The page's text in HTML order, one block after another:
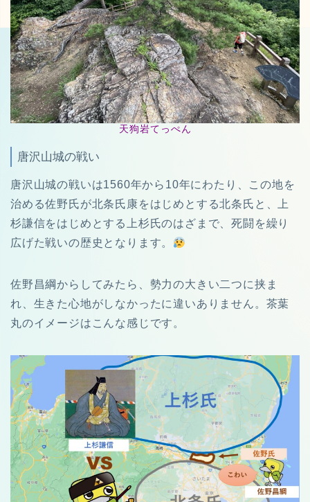
天狗岩てっぺん
唐沢山城の戦い
唐沢山城の戦いは1560年から10年にわたり、この地を
治める佐野氏が北条氏康をはじめとする北条氏と、上
杉謙信をはじめとする上杉氏のはざまで、死闘を繰り
広げた戦いの歴史となります。
佐野昌綱からしてみたら、勢力の大きい二つに挟ま
れ、生きた心地がしなかったに違いありません。茶葉
丸のイメージはこんな感じです。